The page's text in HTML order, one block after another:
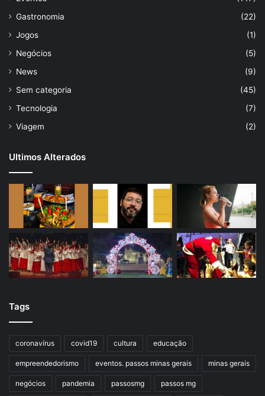
Gastronomia
(22)
Jogos
(1)
Negócios
(5)
News
(9)
Sem categoria
(45)
Tecnologia
(7)
Viagem
(2)
Ultimos Alterados
Tags
coronavírus covid19 cultura educação
empreendedorismo eventos. passos minas gerais minas gerais
negócios pandemia passosmg passos mg